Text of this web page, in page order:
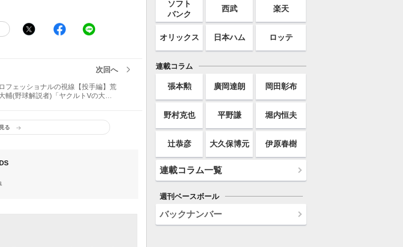
次回へ
フェッショナルの視線【投手編】荒
輔(野球解説者)「ヤクルトVの大き
の力」
る
ソフト
バンク
西武 楽天
オリックス 日本ハム ロッテ
連載コラム
張本勲 廣岡達朗 岡田彰布
野村克也 平野謙 堀内恒夫
辻恭彦 大久保博元 伊原春樹
連載コラム一覧
週刊ベースボール
バックナンバー